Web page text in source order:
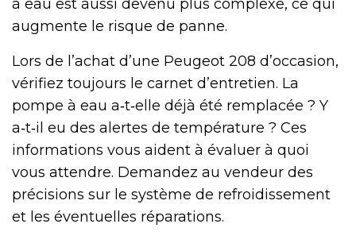
à eau est aussi devenu plus complexe, ce qui
augmente le risque de panne.
Lors de l’achat d’une Peugeot 208 d’occasion,
vérifiez toujours le carnet d’entretien. La
pompe à eau a‑t‑elle déjà été remplacée ? Y
a‑t‑il eu des alertes de température ? Ces
informations vous aident à évaluer à quoi
vous attendre. Demandez au vendeur des
précisions sur le système de refroidissement
et les éventuelles réparations.